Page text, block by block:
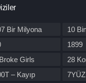
Dizisi
Bir Milyona
Yol
10
1899
Girls
28
– Kayıp
7YÜZ